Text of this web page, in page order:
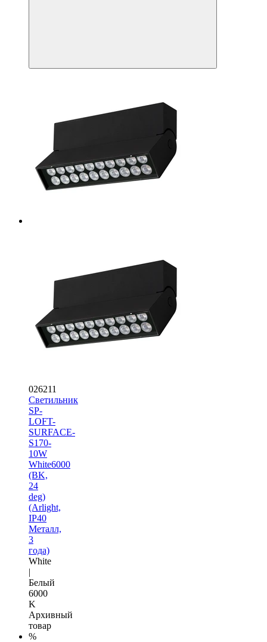
026211
Светильник
SP-
LOFT-
SURFACE-
S170-
10W
White6000
(BK,
24
deg)
(Arlight,
IP40
Металл,
3
года)
White
|
Белый
6000
K
Архивный
товар
%